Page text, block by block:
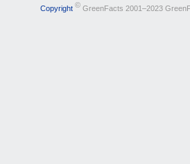
Copyright ©GreenFacts 2001–2023